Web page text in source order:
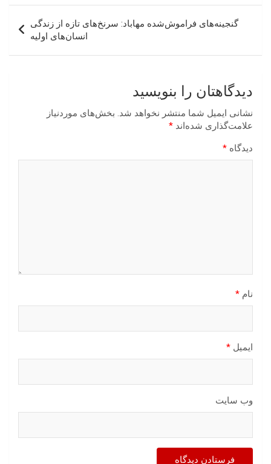
گنجینه‌های فراموش‌شده مهاباد: سرنخ‌های تازه از زندگی
انسان‌های اولیه
دیدگاهتان را بنویسید
نشانی ایمیل شما منتشر نخواهد شد. بخش‌های موردنیاز
علامت‌گذاری شده‌اند *
دیدگاه *
نام *
ایمیل *
وب‌ سایت